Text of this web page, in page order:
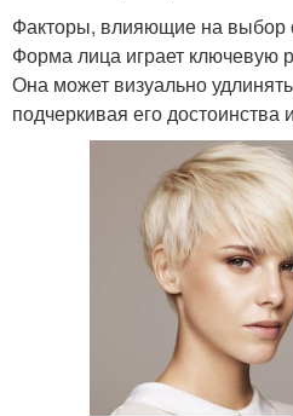
Факторы, влияющие на выбор
Форма лица играет ключевую
Она может визуально
подчеркивая его достоинства